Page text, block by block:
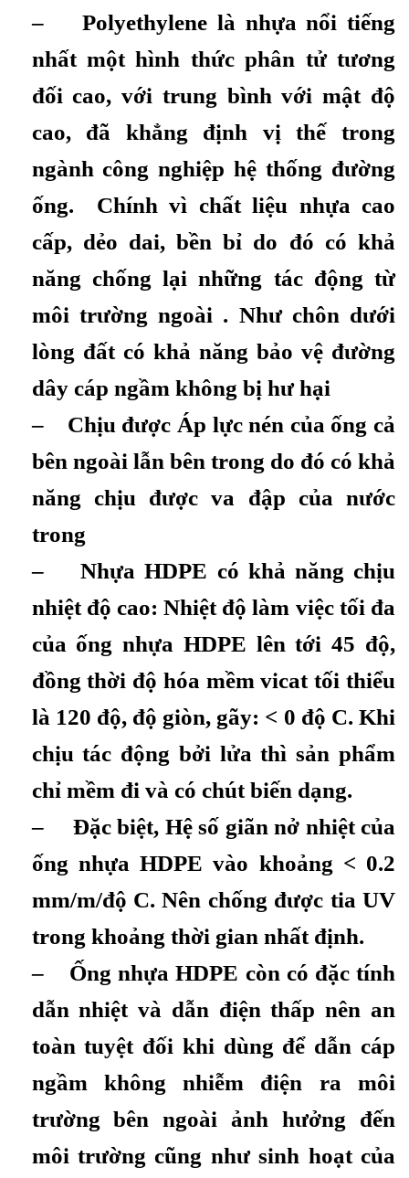
– Polyethylene là nhựa nổi tiếng
nhất một hình thức phân tử tương
đối cao, với trung bình với mật độ
cao, đã khẳng định vị thế trong
ngành công nghiệp hệ thống đường
ống. Chính vì chất liệu nhựa cao
cấp, dẻo dai, bền bỉ do đó có khả
năng chống lại những tác động từ
môi trường ngoài . Như chôn dưới
lòng đất có khả năng bảo vệ đường
dây cáp ngầm không bị hư hại
– Chịu được Áp lực nén của ống cả
bên ngoài lẫn bên trong do đó có khả
năng chịu được va đập của nước
trong
– Nhựa HDPE có khả năng chịu
nhiệt độ cao: Nhiệt độ làm việc tối đa
của ống nhựa HDPE lên tới 45 độ,
đồng thời độ hóa mềm vicat tối thiểu
là 120 độ, độ giòn, gãy: < 0 độ C. Khi
chịu tác động bởi lửa thì sản phẩm
chỉ mềm đi và có chút biến dạng.
– Đặc biệt, Hệ số giãn nở nhiệt của
ống nhựa HDPE vào khoảng < 0.2
mm/m/độ C. Nên chống được tia UV
trong khoảng thời gian nhất định.
– Ống nhựa HDPE còn có đặc tính
dẫn nhiệt và dẫn điện thấp nên an
toàn tuyệt đối khi dùng để dẫn cáp
ngầm không nhiễm điện ra môi
trường bên ngoài ảnh hưởng đến
môi trường cũng như sinh hoạt của